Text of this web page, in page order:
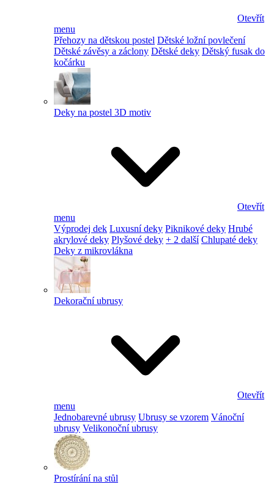
Otevřít
menu
Přehozy na dětskou postel Dětské ložní povlečení
Dětské závěsy a záclony Dětské deky Dětský fusak do
kočárku
Deky na postel 3D motiv
Otevřít
menu
Výprodej dek Luxusní deky Piknikové deky Hrubé
akrylové deky Plyšové deky + 2 další Chlupaté deky
Deky z mikrovlákna
Dekorační ubrusy
Otevřít
menu
Jednobarevné ubrusy Ubrusy se vzorem Vánoční
ubrusy Velikonoční ubrusy
Prostírání na stůl